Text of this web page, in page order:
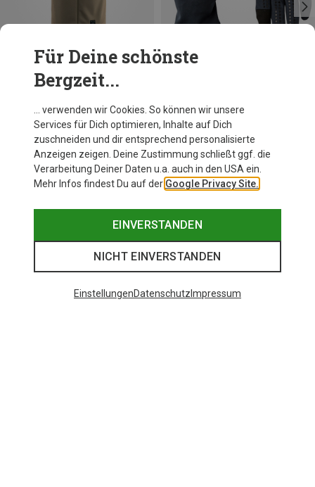
Du sparst 19%
Hestra
39,95 €
Für Deine schönste
Bergzeit...
… verwenden wir Cookies. So können wir unsere
Services für Dich optimieren, Inhalte auf Dich
zuschneiden und dir entsprechend personalisierte
Anzeigen zeigen. Deine Zustimmung schließt ggf. die
Verarbeitung Deiner Daten u.a. auch in den USA ein.
Mehr Infos findest Du auf der Google Privacy Site.
EINVERSTANDEN
NICHT EINVERSTANDEN
EinstellungenDatenschutz Impressum